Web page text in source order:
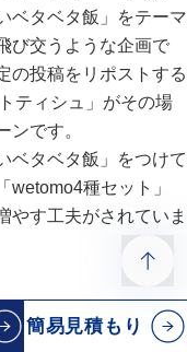
ベタベタ飯」をテーマ
び交うような企画で
の投稿をリポストする
ティシュ」がその場
ンです。
ベタベタ飯」をつけて
種セット」
やす工夫がされていま
簡易見積もり